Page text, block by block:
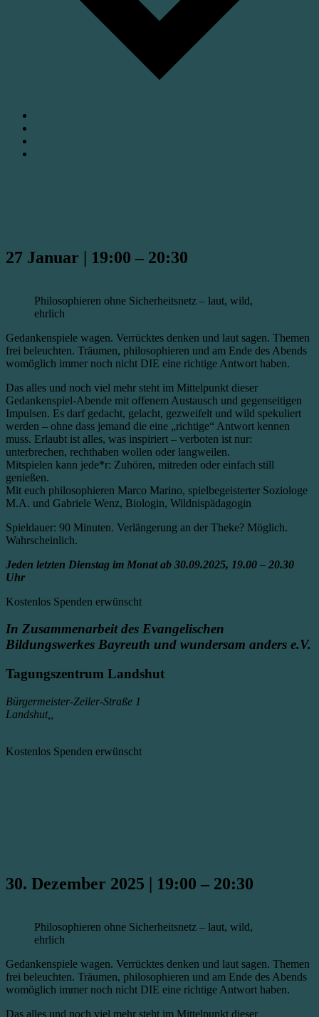
27 Januar | 19:00 – 20:30
Philosophieren ohne Sicherheitsnetz – laut, wild,
ehrlich
Gedankenspiele wagen. Verrücktes denken und laut sagen. Themen
frei beleuchten. Träumen, philosophieren und am Ende des Abends
womöglich immer noch nicht DIE eine richtige Antwort haben.
Das alles und noch viel mehr steht im Mittelpunkt dieser
Gedankenspiel-Abende mit offenem Austausch und gegenseitigen
Impulsen. Es darf gedacht, gelacht, gezweifelt und wild spekuliert
werden – ohne dass jemand die eine „richtige“ Antwort kennen
muss. Erlaubt ist alles, was inspiriert – verboten ist nur:
unterbrechen, rechthaben wollen oder langweilen.
Mitspielen kann jede*r: Zuhören, mitreden oder einfach still
genießen.
Mit euch philosophieren Marco Marino, spielbegeisterter Soziologe
M.A. und Gabriele Wenz, Biologin, Wildnispädagogin
Spieldauer: 90 Minuten. Verlängerung an der Theke? Möglich.
Wahrscheinlich.
Jeden letzten Dienstag im Monat ab 30.09.2025, 19.00 – 20.30
Uhr
Kostenlos Spenden erwünscht
In Zusammenarbeit des Evangelischen
Bildungswerkes Bayreuth und wundersam anders e.V.
Tagungszentrum Landshut
Bürgermeister-Zeiler-Straße 1
Landshut,
Kostenlos Spenden erwünscht
30. Dezember 2025 19:00 – 20:30
Philosophieren ohne Sicherheitsnetz – laut, wild,
ehrlich
Gedankenspiele wagen. Verrücktes denken und laut sagen. Themen
frei beleuchten. Träumen, philosophieren und am Ende des Abends
womöglich immer noch nicht DIE eine richtige Antwort haben.
Das alles und noch viel mehr steht im Mittelpunkt dieser